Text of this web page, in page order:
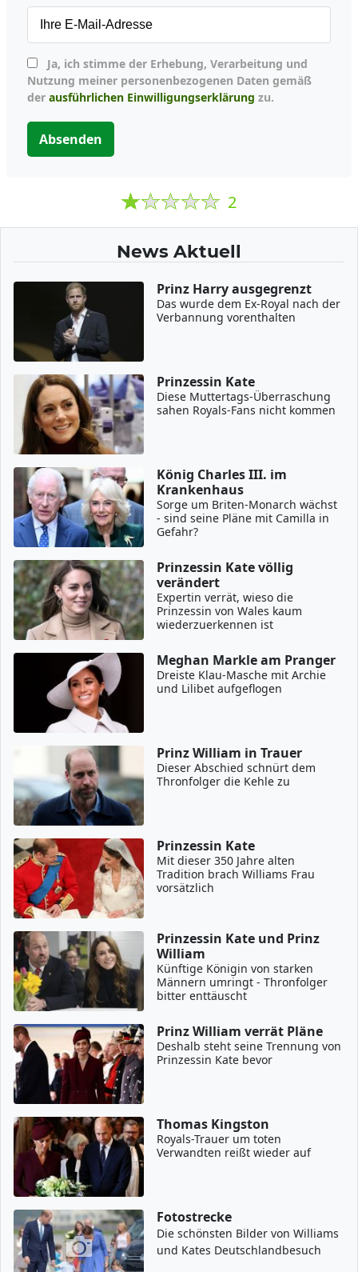
Nutzung meiner personenbezogenen Daten gemäß
der ausführlichen Einwilligungserklärung zu.
Absenden
2
News Aktuell
Prinz Harry ausgegrenzt
Das wurde dem Ex-Royal nach der
Verbannung vorenthalten
Prinzessin Kate
Diese Muttertags-Überraschung
sahen Royals-Fans nicht kommen
König Charles III. im
Krankenhaus
Sorge um Briten-Monarch wächst
- sind seine Pläne mit Camilla in
Gefahr?
Prinzessin Kate völlig
verändert
Expertin verrät, wieso die
Prinzessin von Wales kaum
wiederzuerkennen ist
Meghan Markle am Pranger
Dreiste Klau-Masche mit Archie
und Lilibet aufgeflogen
Prinz William in Trauer
Dieser Abschied schnürt dem
Thronfolger die Kehle zu
Prinzessin Kate
Mit dieser 350 Jahre alten
Tradition brach Williams Frau
vorsätzlich
Prinzessin Kate und Prinz
William
Künftige Königin von starken
Männern umringt - Thronfolger
bitter enttäuscht
Prinz William verrät Pläne
Deshalb steht seine Trennung von
Prinzessin Kate bevor
Thomas Kingston
Royals-Trauer um toten
Verwandten reißt wieder auf
Fotostrecke
Die schönsten Bilder von Williams
und Kates Deutschlandbesuch